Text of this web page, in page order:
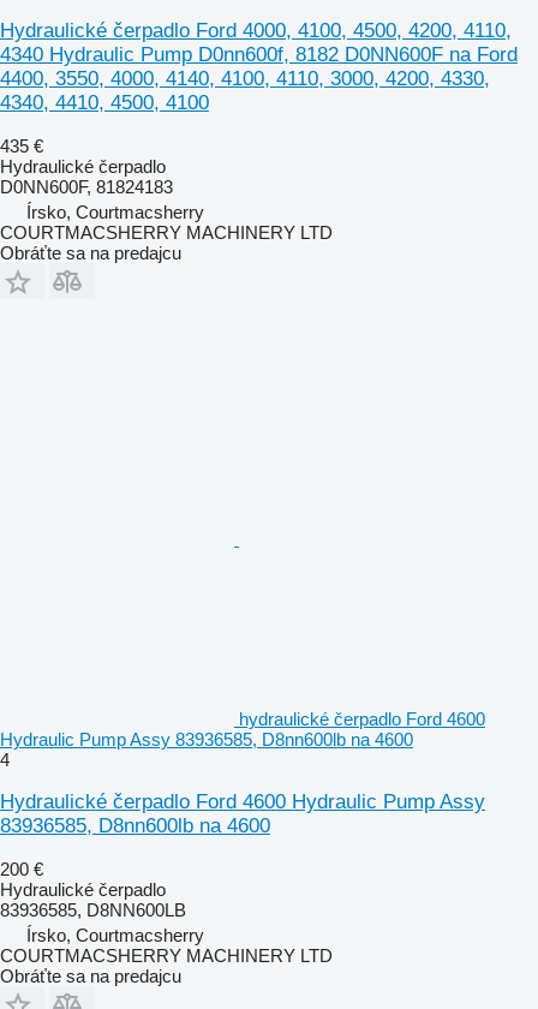
Hydraulické čerpadlo Ford 4000, 4100, 4500, 4200, 4110,
4340 Hydraulic Pump D0nn600f, 8182 D0NN600F na Ford
4400, 3550, 4000, 4140, 4100, 4110, 3000, 4200, 4330,
4340, 4410, 4500, 4100
435 €
Hydraulické čerpadlo
D0NN600F, 81824183
Írsko, Courtmacsherry
COURTMACSHERRY MACHINERY LTD
Obráťte sa na predajcu
hydraulické čerpadlo Ford 4600
Hydraulic Pump Assy 83936585, D8nn600lb na 4600
4
Hydraulické čerpadlo Ford 4600 Hydraulic Pump Assy
83936585, D8nn600lb na 4600
200 €
Hydraulické čerpadlo
83936585, D8NN600LB
Írsko, Courtmacsherry
COURTMACSHERRY MACHINERY LTD
Obráťte sa na predajcu